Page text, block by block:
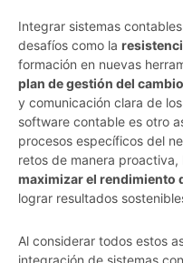
Integrar sistemas
desafíos como la
formación en nuevas
plan de gestión del cambio
y comunicación clara de
software contable es otro
procesos específicos del
retos de manera
maximizar el rendimiento
lograr resultados
Al considerar todos estos